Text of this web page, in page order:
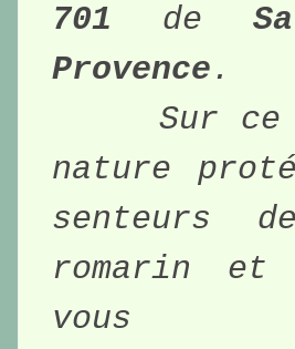
701 de
Provence.
Sur
nature
senteurs
romarin et
vous